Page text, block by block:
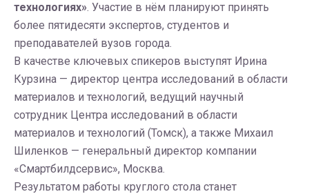
технологиях». Участие в нём планируют принять
более пятидесяти экспертов, студентов и
преподавателей вузов города.
В качестве ключевых спикеров выступят Ирина
Курзина — директор центра исследований в области
материалов и технологий, ведущий научный
сотрудник Центра исследований в области
материалов и технологий (Томск), а также Михаил
Шиленков — генеральный директор компании
«Смартбилдсервис», Москва.
Результатом работы круглого стола станет